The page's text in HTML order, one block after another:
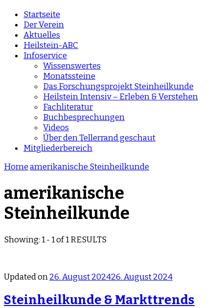
Startseite
Der Verein
Aktuelles
Heilstein-ABC
Infoservice
Wissenswertes
Monatssteine
Das Forschungsprojekt Steinheilkunde
Heilstein Intensiv – Erleben & Verstehen
Fachliteratur
Buchbesprechungen
Videos
Über den Tellerrand geschaut
Mitgliederbereich
Homeamerikanische Steinheilkunde
amerikanische
Steinheilkunde
Showing: 1 - 1 of 1 RESULTS
Updated on26. August 202426. August 2024
Steinheilkunde & Markttrends